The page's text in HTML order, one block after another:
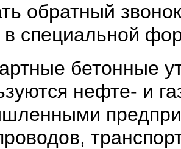
обратный
специальной
бетонные
нефте- и